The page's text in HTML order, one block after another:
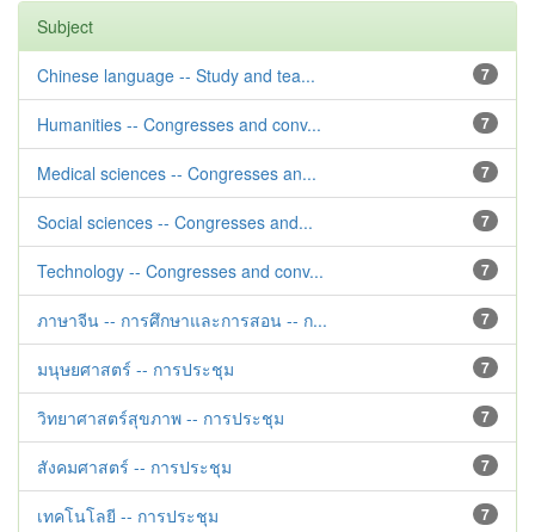
Subject
7
Chinese language -- Study and tea...
7
Humanities -- Congresses and conv...
7
Medical sciences -- Congresses an...
7
Social sciences -- Congresses and...
7
Technology -- Congresses and conv...
7
ภาษาจีน -- การศึกษาและการสอน -- ก...
7
มนุษยศาสตร์ -- การประชุม
7
วิทยาศาสตร์สุขภาพ -- การประชุม
7
สังคมศาสตร์ -- การประชุม
7
เทคโนโลยี -- การประชุม